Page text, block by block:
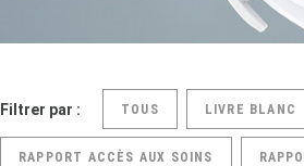
Filtrer par : TOUS LIVRE BLANC
RAPPORT ACCÈS AUX SOINS